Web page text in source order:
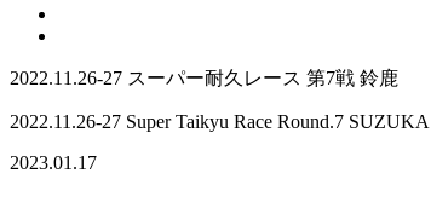
2022.11.26-27 スーパー耐久レース 第7戦 鈴鹿
2022.11.26-27 Super Taikyu Race Round.7 SUZUKA
2023.01.17